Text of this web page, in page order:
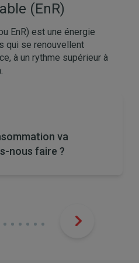
(EnR)
EnR) est une énergie
qui se renouvellent
à un rythme supérieur à
va
nous faire ?